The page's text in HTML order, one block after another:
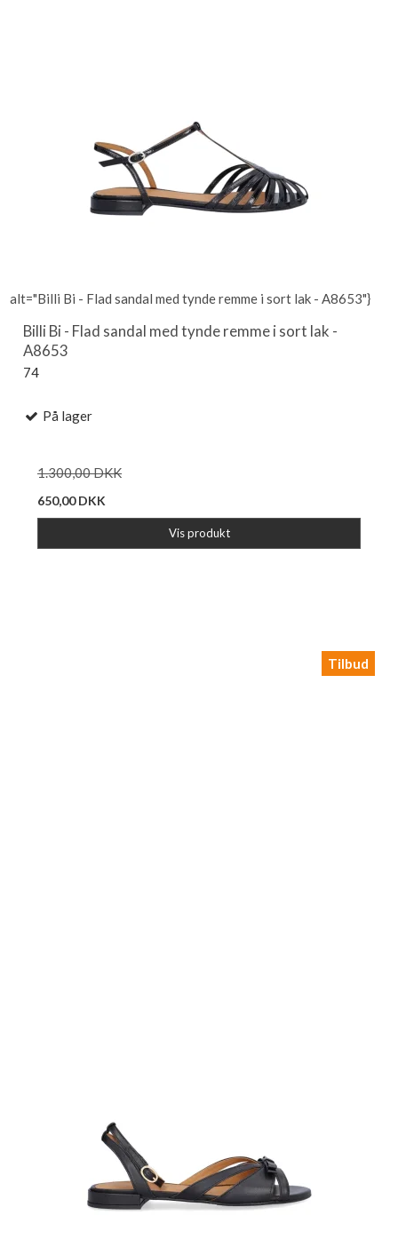
alt="Billi Bi - Flad sandal med tynde remme i sort lak - A8653"}
Billi Bi - Flad sandal med tynde remme i sort lak -
A8653
74
På lager
1.300,00 DKK
650,00 DKK
Vis produkt
Tilbud